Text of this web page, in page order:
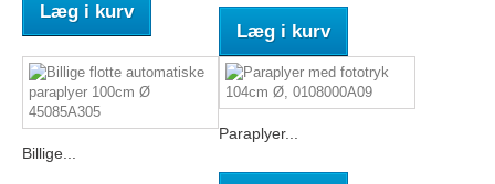
Læg i kurv
Læg i kurv
Billige...
Paraplyer...